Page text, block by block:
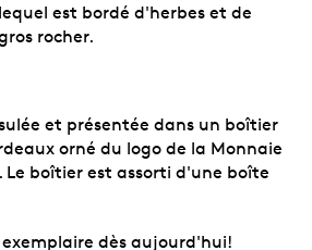
est bordé d'herbes et de
rocher.
et présentée dans un boîtier
orné du logo de la Monnaie
Le boîtier est assorti d'une boîte
dès aujourd'hui!